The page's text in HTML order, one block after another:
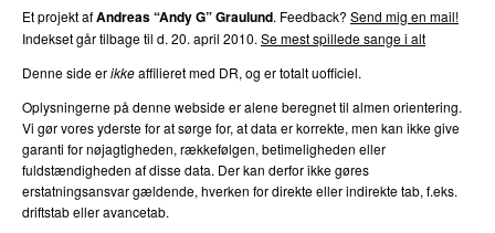
Et projekt afAndreas “Andy G” Graulund. Feedback? Send mig en mail!
Indekset går tilbage til d. 20. april 2010. Se mest spillede sange i alt
Denne side erikkeaffilieret med DR, og er totalt uofficiel.
Oplysningerne på denne webside er alene beregnet til almen orientering.
Vi gør vores yderste for at sørge for, at data er korrekte, men kan ikke give
garanti for nøjagtigheden, rækkefølgen, betimeligheden eller
fuldstændigheden af disse data. Der kan derfor ikke gøres
erstatningsansvar gældende, hverken for direkte eller indirekte tab, f.eks.
driftstab eller avancetab.